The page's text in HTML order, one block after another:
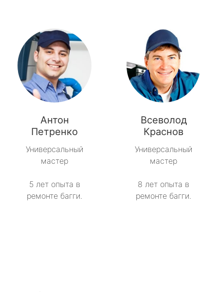
Антон
Петренко
Универсальный
мастер
5 лет опыта в
ремонте багги.
Всеволод
Краснов
Универсальный
мастер
8 лет опыта в
ремонте багги.